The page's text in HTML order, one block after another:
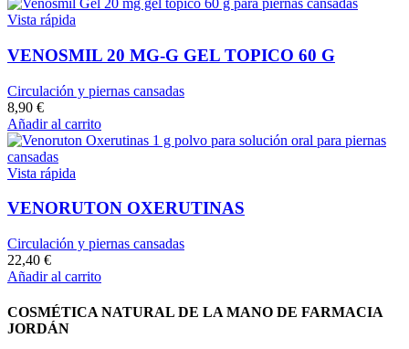
Vista rápida
VENOSMIL 20 MG-G GEL TOPICO 60 G
Circulación y piernas cansadas
8,90 €
Añadir al carrito
Vista rápida
VENORUTON OXERUTINAS
Circulación y piernas cansadas
22,40 €
Añadir al carrito
COSMÉTICA NATURAL DE LA MANO DE FARMACIA
JORDÁN